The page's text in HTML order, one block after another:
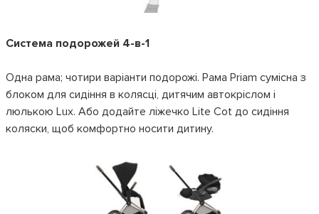
Система подорожей 4-в-1
Одна рама; чотири варіанти подорожі. Рама Priam сумісна з
блоком для сидіння в колясці, дитячим автокріслом і
люлькою Lux. Або додайте ліжечко Lite Cot до сидіння
коляски, щоб комфортно носити дитину.